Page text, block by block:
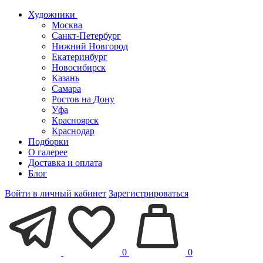
Художники
Москва
Санкт-Петербург
Нижний Новгород
Екатеринбург
Новосибирск
Казань
Самара
Ростов на Дону
Уфа
Красноярск
Краснодар
Подборки
О галерее
Доставка и оплата
Блог
Войти в личный кабинет Зарегистрироваться
0
0